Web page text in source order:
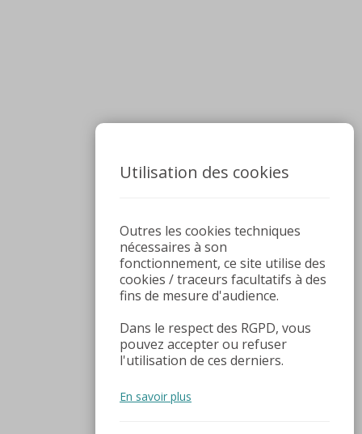
Utilisation des cookies
Outres les cookies techniques
nécessaires à son
fonctionnement, ce site utilise des
cookies / traceurs facultatifs à des
fins de mesure d'audience.
Dans le respect des RGPD, vous
pouvez accepter ou refuser
l'utilisation de ces derniers.
En savoir plus